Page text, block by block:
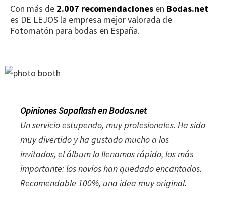
Con más de 2.007 recomendaciones en Bodas.net
es DE LEJOS la empresa mejor valorada de
Fotomatón para bodas en España.
Opiniones Sapaflash en Bodas.net
Un servicio estupendo, muy profesionales. Ha sido
muy divertido y ha gustado mucho a los
invitados, el álbum lo llenamos rápido, los más
importante: los novios han quedado encantados.
Recomendable 100%, una idea muy original.